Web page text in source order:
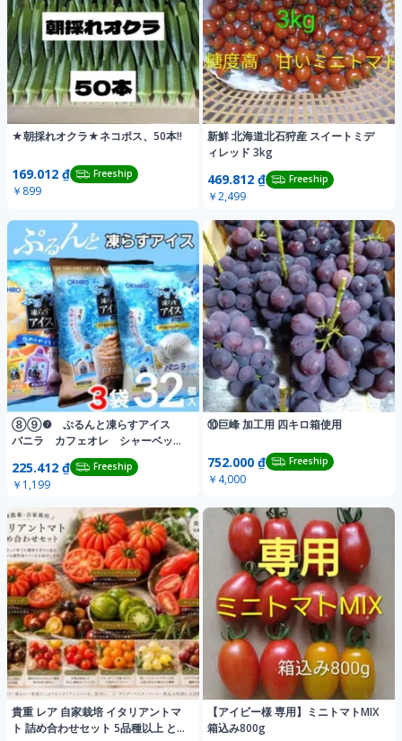
★朝採れオクラ★ネコポス、50本‼️
169.012 ₫ Freeship
￥899
新鮮 北海道北石狩産 スイートミデ
ィレッド 3kg
469.812 ₫ Freeship
￥2,499
⑧⑨❼ ぷるんと凍らすアイス
バニラ カフェオレ シャーベッ
ト お菓子詰め合わせ
225.412 ₫ Freeship
￥1,199
⑩巨峰 加工用 四キロ箱使用
752.000 ₫ Freeship
￥4,000
貴重 レア 自家栽培 イタリアントマ
ト 詰め合わせセット 5品種以上 とま
【アイビー様 専用】ミニトマトMIX
箱込み800g